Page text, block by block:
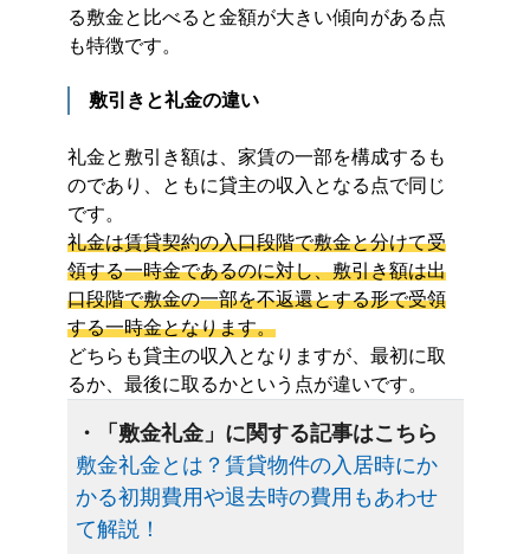
る敷金と比べると金額が大きい傾向がある点
も特徴です。
敷引きと礼金の違い
礼金と敷引き額は、家賃の一部を構成するも
のであり、ともに貸主の収入となる点で同じ
です。
礼金は賃貸契約の入口段階で敷金と分けて受
領する一時金であるのに対し、敷引き額は出
口段階で敷金の一部を不返還とする形で受領
する一時金となります。
どちらも貸主の収入となりますが、最初に取
るか、最後に取るかという点が違いです。
・「敷金礼金」に関する記事はこちら
敷金礼金とは？賃貸物件の入居時にか
かる初期費用や退去時の費用もあわせ
て解説！